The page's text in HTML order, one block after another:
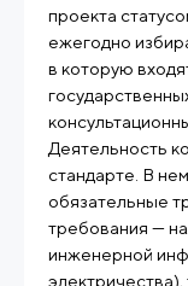
проекта
ежегодно
в которую
Деятельность
стандарте. В
обязательные
требования —
инженерной
электричества),